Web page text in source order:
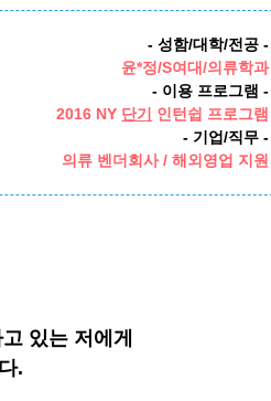
- 성함/대학/전공 -
윤*정/S여대/의류학과
- 이용 프로그램 -
2016 NY 단기
인턴쉽 프로그램
- 기업/직무 -
의류 벤더회사 /해외영업 지원
있는 저에게
.